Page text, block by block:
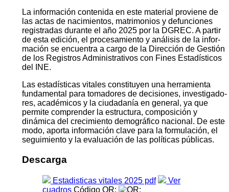
La información contenida en este material proviene de
las actas de nacimientos, matrimonios y defunciones
registradas durante el año 2025 por la DGREC. A partir
de esta edición, el procesamiento y análisis de la infor­
mación se encuentra a cargo de la Dirección de Gestión
de los Registros Administrativos con Fines Estadísticos
del INE.
Las estadísticas vitales constituyen una herramienta
fundamental para tomadores de decisiones, investigado­
res, académicos y la ciudadanía en general, ya que
permite comprender la estructura, composición y
dinámica del crecimiento demográfico nacional. De este
modo, aporta información clave para la formulación, el
segui­miento y la evaluación de las políticas públicas.
Descarga
Estadisticas vitales 2025 pdf
Ver
cuadros Código QR: